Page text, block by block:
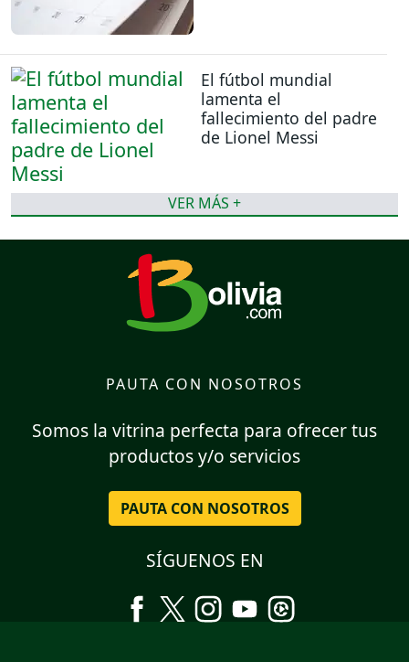
El fútbol mundial
lamenta el
fallecimiento del padre
de Lionel Messi
VER MÁS +
PAUTA CON NOSOTROS
Somos la vitrina perfecta para ofrecer tus
productos y/o servicios
PAUTA CON NOSOTROS
SÍGUENOS EN